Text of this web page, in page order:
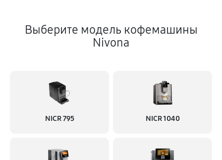
Выберите модель кофемашины
Nivona
NICR 795 NICR 1040